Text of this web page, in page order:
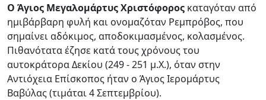
Ο Άγιος Μεγαλομάρτυς Χριστόφορος καταγόταν από
ημιβάρβαρη φυλή και ονομαζόταν Ρεμπρόβος, που
σημαίνει αδόκιμος, αποδοκιμασμένος, κολασμένος.
Πιθανότατα έζησε κατά τους χρόνους του
αυτοκράτορα Δεκίου (249 - 251 μ.Χ.), όταν στην
Αντιόχεια Επίσκοπος ήταν ο Άγιος Ιερομάρτυς
Βαβύλας (τιμάται 4 Σεπτεμβρίου).